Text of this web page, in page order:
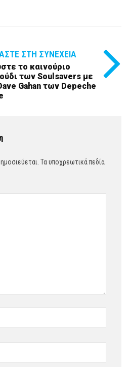
ΣΤΗ ΣΥΝΈΧΕΙΑ
το καινούριο
των Soulsavers με
Gahan των Depeche
Τα υποχρεωτικά πεδία